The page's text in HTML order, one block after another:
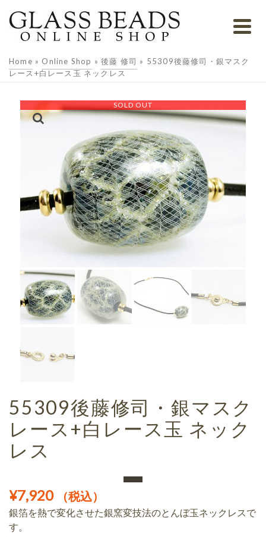
Home » Online Shop » 後藤 修司 » 55309後藤修司・銀マスク
レース+白レース玉 ネックレス
SOLD OUT
55309後藤修司・銀マスク
レース+白レース玉 ネック
レス
¥7,920 （税込）
銀箔を熱で変化させた銀窯変技法のとんぼ玉ネックレスで
す。